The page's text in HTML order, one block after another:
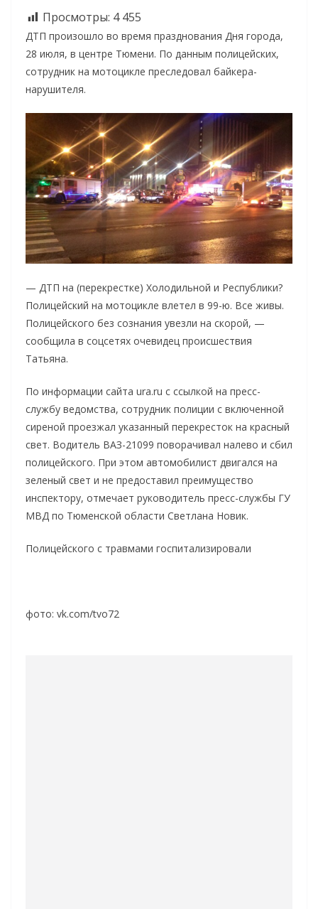
Просмотры: 4 455
ДТП произошло во время празднования Дня города,
28 июля, в центре Тюмени. По данным полицейских,
сотрудник на мотоцикле преследовал байкера-
нарушителя.
— ДТП на (перекрестке) Холодильной и Республики?
Полицейский на мотоцикле влетел в 99-ю. Все живы.
Полицейского без сознания увезли на скорой, —
сообщила в соцсетях очевидец происшествия
Татьяна.
По информации сайта ura.ru с ссылкой на пресс-
службу ведомства, сотрудник полиции с включенной
сиреной проезжал указанный перекресток на красный
свет. Водитель ВАЗ-21099 поворачивал налево и сбил
полицейского. При этом автомобилист двигался на
зеленый свет и не предоставил преимущество
инспектору, отмечает руководитель пресс-службы ГУ
МВД по Тюменской области Светлана Новик.
Полицейского с травмами госпитализировали
фото: vk.com/tvo72